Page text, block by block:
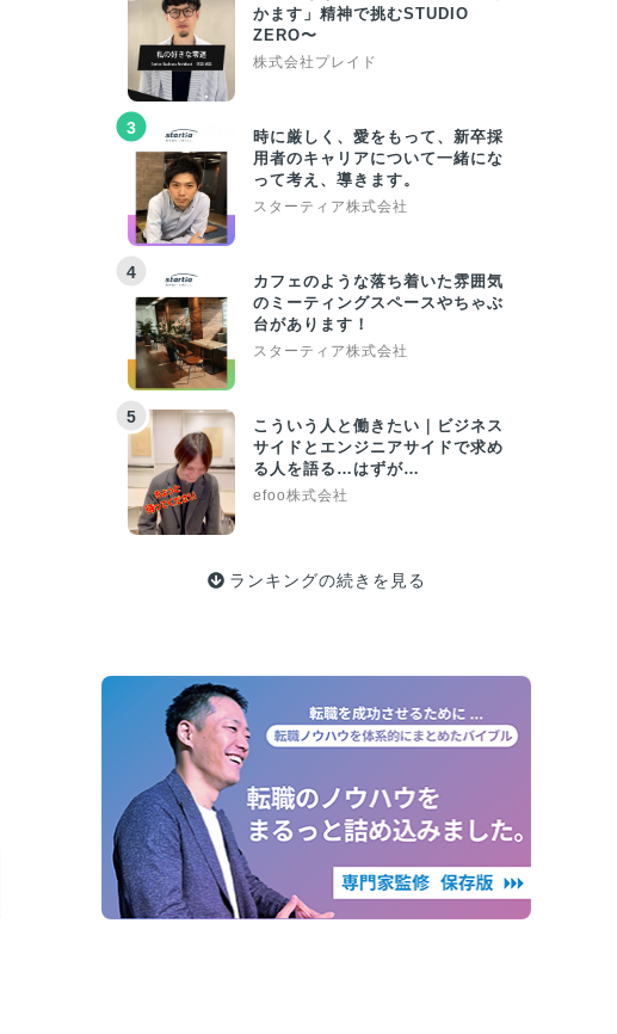
かます」精神で挑むSTUDIO
ZERO〜
株式会社プレイド
3
時に厳しく、愛をもって、新卒採
用者のキャリアについて一緒にな
って考え、導きます。
スターティア株式会社
4
カフェのような落ち着いた雰囲気
のミーティングスペースやちゃぶ
台があります！
スターティア株式会社
5
こういう人と働きたい｜ビジネス
サイドとエンジニアサイドで求め
る人を語る…はずが…
efoo株式会社
ランキングの続きを見る